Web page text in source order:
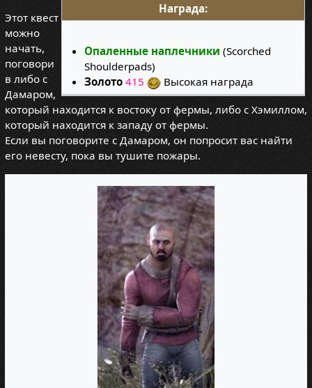
Награда:
Опаленные наплечники (Scorched
Shoulderpads)
Золото 415 Высокая награда
Этот квест
можно
начать,
поговори
в либо с
Дамаром,
который находится к востоку от фермы, либо с Хэмиллом,
который находится к западу от фермы.
Если вы поговорите с Дамаром, он попросит вас найти
его невесту, пока вы тушите пожары.